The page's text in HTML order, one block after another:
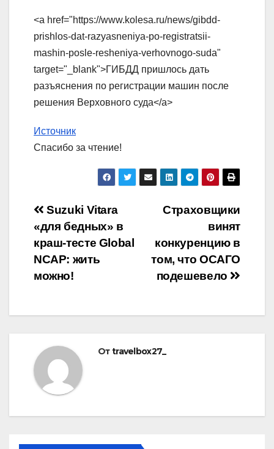
<a href="https://www.kolesa.ru/news/gibdd-
prishlos-dat-razyasneniya-po-registratsii-
mashin-posle-resheniya-verhovnogo-suda"
target="_blank">ГИБДД пришлось дать
разъяснения по регистрации машин после
решения Верховного суда</a>
Источник
Спасибо за чтение!
Навигация
по
записям
Страховщики
винят
конкуренцию в
том, что ОСАГО
подешевело
Suzuki Vitara
«для бедных» в
краш-тесте Global
NCAP: жить
можно!
Отtravelbox27_